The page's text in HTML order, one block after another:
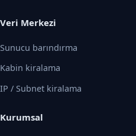
Veri Merkezi
Sunucu barındırma
Kabin kiralama
IP / Subnet kiralama
Kurumsal